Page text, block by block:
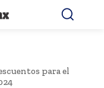
para el